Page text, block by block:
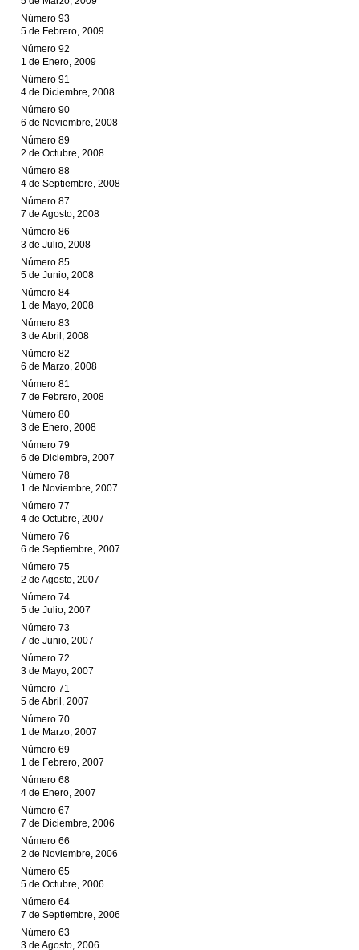
Número 93
5 de Febrero, 2009
Número 92
1 de Enero, 2009
Número 91
4 de Diciembre, 2008
Número 90
6 de Noviembre, 2008
Número 89
2 de Octubre, 2008
Número 88
4 de Septiembre, 2008
Número 87
7 de Agosto, 2008
Número 86
3 de Julio, 2008
Número 85
5 de Junio, 2008
Número 84
1 de Mayo, 2008
Número 83
3 de Abril, 2008
Número 82
6 de Marzo, 2008
Número 81
7 de Febrero, 2008
Número 80
3 de Enero, 2008
Número 79
6 de Diciembre, 2007
Número 78
1 de Noviembre, 2007
Número 77
4 de Octubre, 2007
Número 76
6 de Septiembre, 2007
Número 75
2 de Agosto, 2007
Número 74
5 de Julio, 2007
Número 73
7 de Junio, 2007
Número 72
3 de Mayo, 2007
Número 71
5 de Abril, 2007
Número 70
1 de Marzo, 2007
Número 69
1 de Febrero, 2007
Número 68
4 de Enero, 2007
Número 67
7 de Diciembre, 2006
Número 66
2 de Noviembre, 2006
Número 65
5 de Octubre, 2006
Número 64
7 de Septiembre, 2006
Número 63
3 de Agosto, 2006